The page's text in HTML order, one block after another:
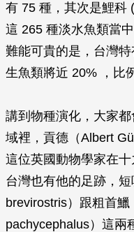
有 75 種，其次是鯉科
這 265 種淡水魚類當
難能可貴的是，台灣
生魚類將近 20% ，比
講到物種演化，大家
域裡，貢德（Albert
這位英國動物學家在
台灣也有他的足跡，短
brevirostris）跟粗首鱲
pachycephalus）這兩